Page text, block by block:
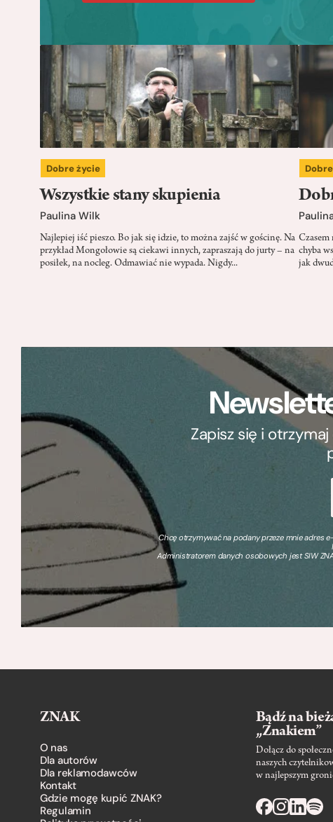
Dobre życie
Wszystkie stany skupienia
Paulina Wilk
Najlepiej iść pieszo. Bo jak się idzie, to można zajść w gościnę. Na
przykład Mongołowie są ciekawi innych, zapraszają do jurty – na
posiłek, na nocleg. Odmawiać nie wypada. Nigdy...
Czasem
chyba
jak
Zapisz się i
Chcę otrzymywać na podany przeze mnie adres
Administratorem danych osobowych jest SIW
ZNAK
O nas
Dla autorów
Dla reklamodawców
Kontakt
Gdzie mogę kupić ZNAK?
Regulamin
Bądź na
„Znakiem”
Dołącz do
naszych
w najlepszym